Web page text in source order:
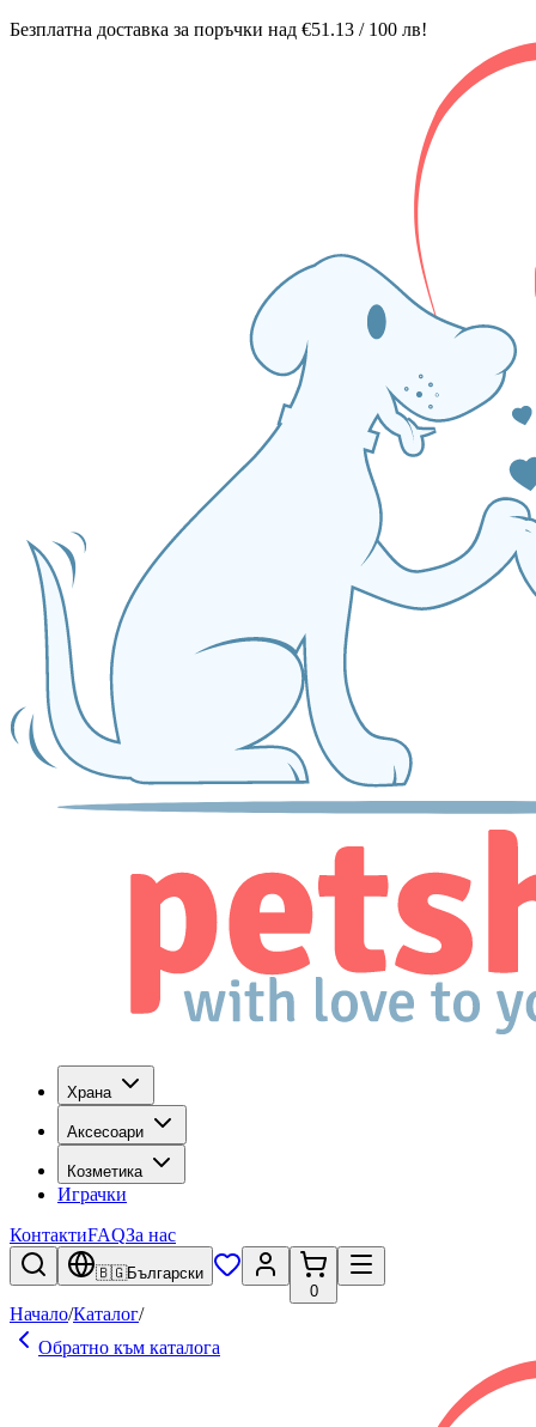
Безплатна доставка за поръчки над €51.13 / 100 лв!
Храна
Аксесоари
Козметика
Играчки
КонтактиFAQЗа нас
🇧🇬Български
0
Начало/Каталог/
Обратно към каталога